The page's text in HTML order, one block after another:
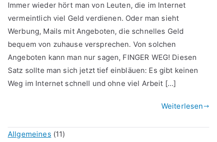
Immer wieder hört man von Leuten, die im Internet
vermeintlich viel Geld verdienen. Oder man sieht
Werbung, Mails mit Angeboten, die schnelles Geld
bequem von zuhause versprechen. Von solchen
Angeboten kann man nur sagen, FINGER WEG! Diesen
Satz sollte man sich jetzt tief einbläuen: Es gibt keinen
Weg im Internet schnell und ohne viel Arbeit […]
Weiterlesen
Allgemeines (11)